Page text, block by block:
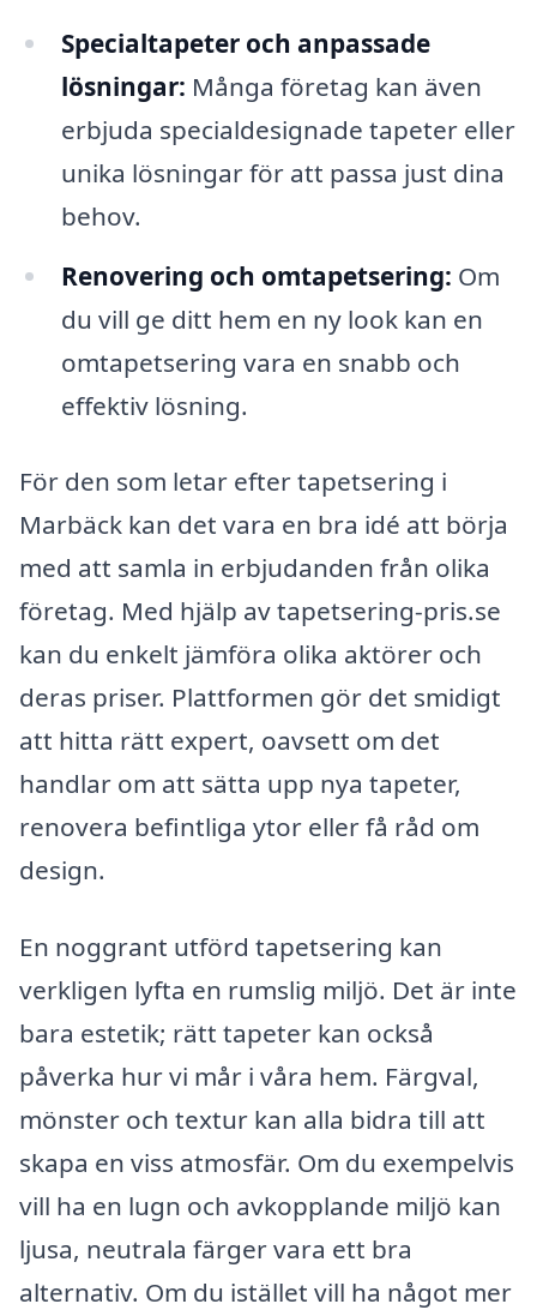
Specialtapeter och anpassade
lösningar: Många företag kan även
erbjuda specialdesignade tapeter eller
unika lösningar för att passa just dina
behov.
Renovering och omtapetsering: Om
du vill ge ditt hem en ny look kan en
omtapetsering vara en snabb och
effektiv lösning.
För den som letar efter tapetsering i
Marbäck kan det vara en bra idé att börja
med att samla in erbjudanden från olika
företag. Med hjälp av tapetsering-pris.se
kan du enkelt jämföra olika aktörer och
deras priser. Plattformen gör det smidigt
att hitta rätt expert, oavsett om det
handlar om att sätta upp nya tapeter,
renovera befintliga ytor eller få råd om
design.
En noggrant utförd tapetsering kan
verkligen lyfta en rumslig miljö. Det är inte
bara estetik; rätt tapeter kan också
påverka hur vi mår i våra hem. Färgval,
mönster och textur kan alla bidra till att
skapa en viss atmosfär. Om du exempelvis
vill ha en lugn och avkopplande miljö kan
ljusa, neutrala färger vara ett bra
alternativ. Om du istället vill ha något mer